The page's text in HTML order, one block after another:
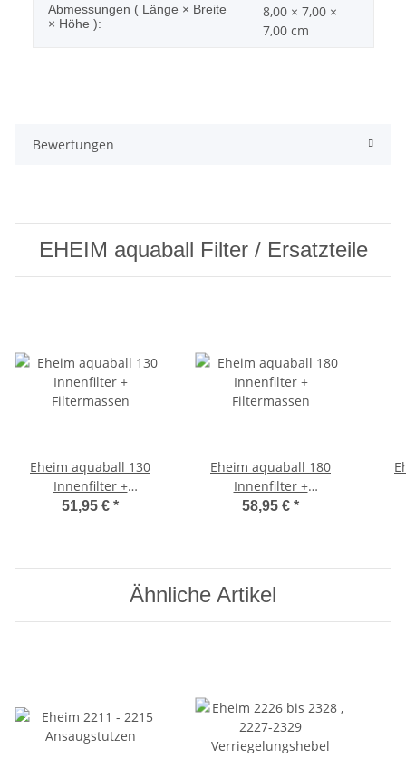
Abmessungen ( Länge × Breite
× Höhe ):
8,00 × 7,00 ×
7,00 cm
Bewertungen
EHEIM aquaball Filter / Ersatzteile
Eheim aquaball 130
Innenfilter +
Filtermassen
51,95 € *
Eheim aquaball 180
Innenfilter +
Filtermassen
58,95 € *
Ähnliche Artikel